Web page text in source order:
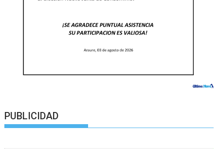
PUBLICIDAD